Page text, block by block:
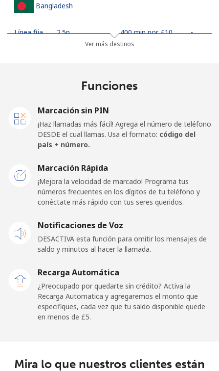
Bangladesh
Línea fija ⁦2.5p⁩ 400 min por ⁦£10⁩ -
Línea fija ⁦23.5p⁩
⁦26.5p⁩ 37 min por ⁦£10⁩ -
Línea fija ⁦42.9p⁩ 23 min por ⁦£10⁩
⁦39.5p⁩ 25 min por ⁦£10⁩
Celular ⁦28.5p⁩ 35 min por ⁦£10⁩
Belize
Celular 38 min por ⁦£10⁩ ⁦11p⁩
Ver más destinos
Funciones
Marcación sin PIN
¡Haz llamadas más fácil! Agrega el número de teléfono
DESDE el cual llamas. Usa el formato: código del
país + número.
Marcación Rápida
¡Mejora la velocidad de marcado! Programa tus
números frecuentes en los dígitos de tu teléfono y
conéctate más rápido con tus seres queridos.
Notificaciones de Voz
DESACTIVA esta función para omitir los mensajes de
saldo y minutos al hacer la llamada.
Recarga Automática
¿Preocupado por quedarte sin crédito? Activa la
Recarga Automatica y agregaremos el monto que
especifiques, cada vez que tu saldo disponible quede
en menos de ⁦£5⁩.
Mira lo que nuestros clientes están